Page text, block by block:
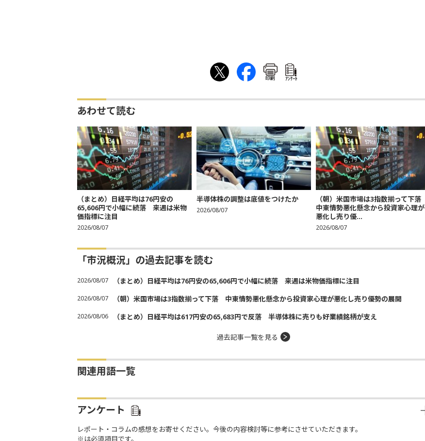
印刷 ｱﾝｹｰﾄ
あわせて読む
（まとめ）日経平均は76円安の
65,606円で小幅に続落 来週は米物
価指標に注目
2026/08/07
半導体株の調整は底値をつけたか
2026/08/07
（朝）米国市場は3指数揃って下落
中東情勢悪化懸念から投資家心理が
悪化し売り優...
2026/08/07
「市況概況」の過去記事を読む
2026/08/07 （まとめ）日経平均は76円安の65,606円で小幅に続落 来週は米物価指標に注目
2026/08/07 （朝）米国市場は3指数揃って下落 中東情勢悪化懸念から投資家心理が悪化し売り優勢の展開
2026/08/06 （まとめ）日経平均は617円安の65,683円で反落 半導体株に売りも好業績銘柄が支え
過去記事一覧を見る
関連用語一覧
アンケート
レポート・コラムの感想をお寄せください。今後の内容検討等に参考にさせていただきます。
※は必須項目です。